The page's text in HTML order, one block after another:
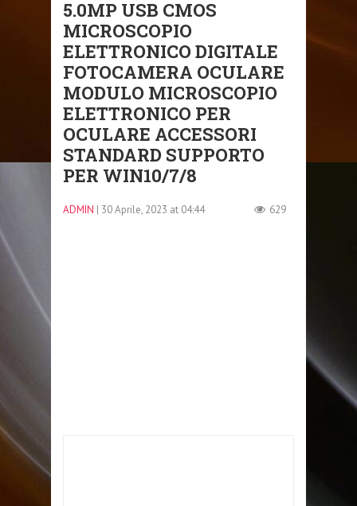
5.0MP USB CMOS
MICROSCOPIO
ELETTRONICO DIGITALE
FOTOCAMERA OCULARE
MODULO MICROSCOPIO
ELETTRONICO PER
OCULARE ACCESSORI
STANDARD SUPPORTO
PER WIN10/7/8
ADMIN | 30 Aprile, 2023 at 04:44 629